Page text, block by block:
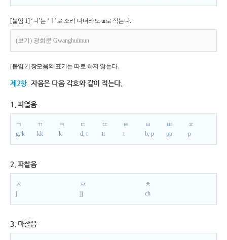
[붙임 1] ‘ㅢ’는 ‘ㅣ’로 소리 나더라도 ui로 적는다.
(보기) 광희문 Gwanghuimun
[붙임 2] 장모음의 표기는 따로 하지 않는다.
제2항 자음은 다음 각호와 같이 적는다.
1. 파열음
ㄱ
g, k
ㄲ
kk
ㅋ
k
ㄷ
d, t
ㄸ
tt
ㅌ
t
ㅂ
b, p
ㅃ
pp
ㅍ
p
2. 파찰음
ㅈ
j
ㅉ
jj
ㅊ
ch
3. 마찰음